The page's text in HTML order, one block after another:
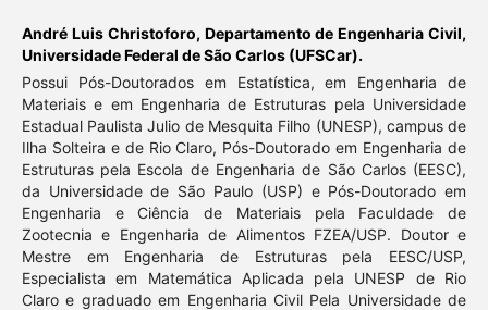
André Luis Christoforo, Departamento de Engenharia Civil,
Universidade Federal de São Carlos (UFSCar).
Possui Pós-Doutorados em Estatística, em Engenharia de
Materiais e em Engenharia de Estruturas pela Universidade
Estadual Paulista Julio de Mesquita Filho (UNESP), campus de
Ilha Solteira e de Rio Claro, Pós-Doutorado em Engenharia de
Estruturas pela Escola de Engenharia de São Carlos (EESC),
da Universidade de São Paulo (USP) e Pós-Doutorado em
Engenharia e Ciência de Materiais pela Faculdade de
Zootecnia e Engenharia de Alimentos FZEA/USP. Doutor e
Mestre em Engenharia de Estruturas pela EESC/USP,
Especialista em Matemática Aplicada pela UNESP de Rio
Claro e graduado em Engenharia Civil Pela Universidade de